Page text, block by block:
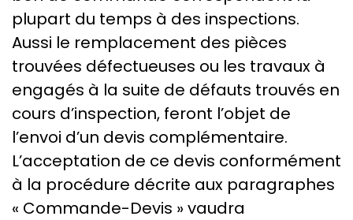
plupart du temps à des inspections.
Aussi le remplacement des pièces
trouvées défectueuses ou les travaux à
engagés à la suite de défauts trouvés en
cours d’inspection, feront l’objet de
l’envoi d’un devis complémentaire.
L’acceptation de ce devis conformément
à la procédure décrite aux paragraphes
« Commande-Devis » vaudra